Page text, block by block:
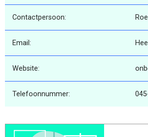
Contactpersoon:
Email:
Website:
Telefoonnummer: